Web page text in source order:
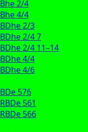
Bhe 2/4
Bhe 4/4
BDhe 2/3
BDhe 2/4 7
BDhe 2/4 11–14
BDhe 4/4
BDhe 4/6
BDe 576
RBDe 561
RBDe 566